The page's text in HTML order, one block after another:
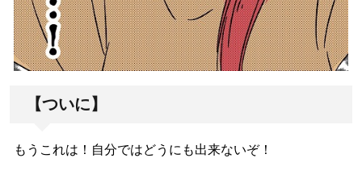
【ついに】
もうこれは！自分ではどうにも出来ないぞ！